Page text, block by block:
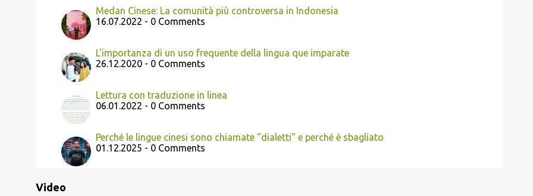
Medan Cinese: La comunità più controversa in Indonesia
16.07.2022 - 0 Comments
L'importanza di un uso frequente della lingua que imparate
26.12.2020 - 0 Comments
Lettura con traduzione in linea
06.01.2022 - 0 Comments
Perché le lingue cinesi sono chiamate "dialetti" e perché è sbagliato
01.12.2025 - 0 Comments
Video